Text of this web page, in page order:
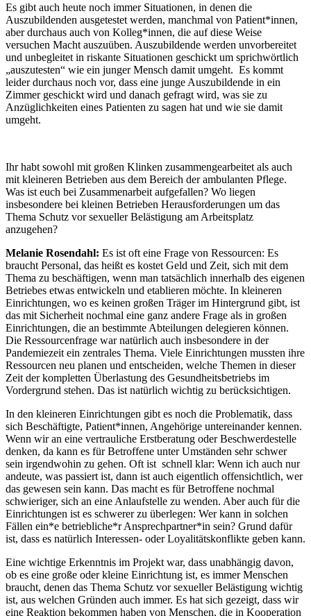
Es gibt auch heute noch immer Situationen, in denen die
Auszubildenden ausgetestet werden, manchmal von Patient*innen,
aber durchaus auch von Kolleg*innen, die auf diese Weise
versuchen Macht auszuüben. Auszubildende werden unvorbereitet
und unbegleitet in riskante Situationen geschickt um sprichwörtlich
„auszutesten“ wie ein junger Mensch damit umgeht. Es kommt
leider durchaus noch vor, dass eine junge Auszubildende in ein
Zimmer geschickt wird und danach gefragt wird, was sie zu
Anzüglichkeiten eines Patienten zu sagen hat und wie sie damit
umgeht.
Ihr habt sowohl mit großen Klinken zusammengearbeitet als auch
mit kleineren Betrieben aus dem Bereich der ambulanten Pflege.
Was ist euch bei Zusammenarbeit aufgefallen? Wo liegen
insbesondere bei kleinen Betrieben Herausforderungen um das
Thema Schutz vor sexueller Belästigung am Arbeitsplatz
anzugehen?
Melanie Rosendahl: Es ist oft eine Frage von Ressourcen: Es
braucht Personal, das heißt es kostet Geld und Zeit, sich mit dem
Thema zu beschäftigen, wenn man tatsächlich innerhalb des eigenen
Betriebes etwas entwickeln und etablieren möchte. In kleineren
Einrichtungen, wo es keinen großen Träger im Hintergrund gibt, ist
das mit Sicherheit nochmal eine ganz andere Frage als in großen
Einrichtungen, die an bestimmte Abteilungen delegieren können.
Die Ressourcenfrage war natürlich auch insbesondere in der
Pandemiezeit ein zentrales Thema. Viele Einrichtungen mussten ihre
Ressourcen neu planen und entscheiden, welche Themen in dieser
Zeit der kompletten Überlastung des Gesundheitsbetriebs im
Vordergrund stehen. Das ist natürlich wichtig zu berücksichtigen.
In den kleineren Einrichtungen gibt es noch die Problematik, dass
sich Beschäftigte, Patient*innen, Angehörige untereinander kennen.
Wenn wir an eine vertrauliche Erstberatung oder Beschwerdestelle
denken, da kann es für Betroffene unter Umständen sehr schwer
sein irgendwohin zu gehen. Oft ist schnell klar: Wenn ich auch nur
andeute, was passiert ist, dann ist auch eigentlich offensichtlich, wer
das gewesen sein kann. Das macht es für Betroffene nochmal
schwieriger, sich an eine Anlaufstelle zu wenden. Aber auch für die
Einrichtungen ist es schwerer zu überlegen: Wer kann in solchen
Fällen ein*e betriebliche*r Ansprechpartner*in sein? Grund dafür
ist, dass es natürlich Interessen- oder Loyalitätskonflikte geben kann.
Eine wichtige Erkenntnis im Projekt war, dass unabhängig davon,
ob es eine große oder kleine Einrichtung ist, es immer Menschen
braucht, denen das Thema Schutz vor sexueller Belästigung wichtig
ist, aus welchen Gründen auch immer. Es hat sich gezeigt, dass wir
eine Reaktion bekommen haben von Menschen, die in Kooperation